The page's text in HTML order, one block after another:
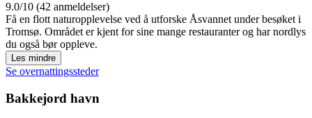
9.0/10 (42 anmeldelser)
Få en flott naturopplevelse ved å utforske Åsvannet under besøket i
Tromsø. Området er kjent for sine mange restauranter og har nordlys
du også bør oppleve.
Les mindre
Se overnattingssteder
Bakkejord havn